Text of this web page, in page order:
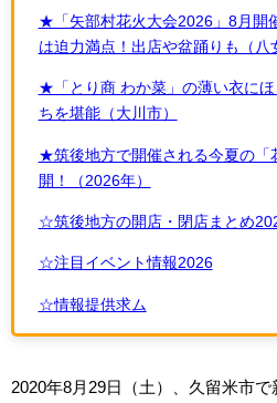
★「矢部村花火大会2026」8月開
は迫力満点！出店や盆踊りも（八
★「とり商 わか菜」の薄い衣に
ちを堪能（大川市）
★筑後地方で開催される今夏の「
開！（2026年）
☆筑後地方の開店・閉店まとめ
☆注目イベント情報2026
☆情報提供求ム
2020年8月29日（土）、久留米市